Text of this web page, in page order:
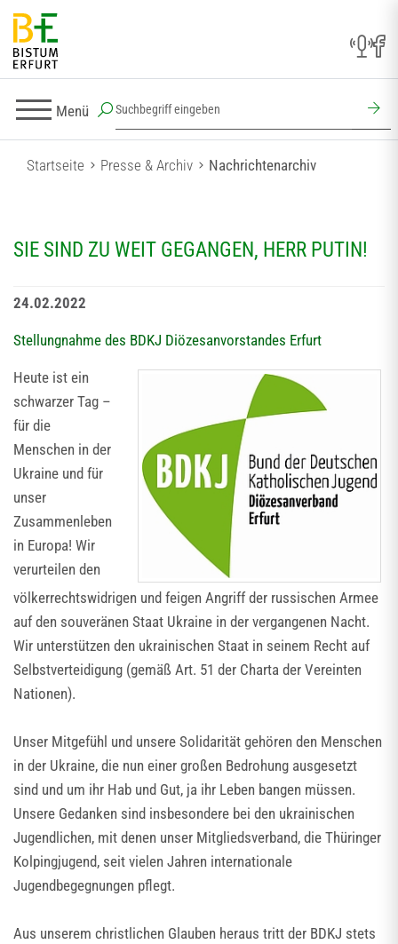
Menü
Startseite Presse & Archiv Nachrichtenarchiv
SIE SIND ZU WEIT GEGANGEN, HERR PUTIN!
24.02.2022
Stellungnahme des BDKJ Diözesanvorstandes Erfurt
Heute ist ein
schwarzer Tag –
für die
Menschen in der
Ukraine und für
unser
Zusammen­leben
in Europa! Wir
verurteilen den
völkerrechtswidrigen und feigen Angriff der russischen Armee
auf den souveränen Staat Ukraine in der vergangenen Nacht.
Wir unterstützen den ukrainischen Staat in seinem Recht auf
Selbstverteidigung (gemäß Art. 51 der Charta der Vereinten
Nationen).
Unser Mitgefühl und unsere Solidarität gehören den Menschen
in der Ukraine, die nun einer großen Bedrohung ausgesetzt
sind und um ihr Hab und Gut, ja ihr Leben bangen müssen.
Unsere Gedanken sind insbesondere bei den ukrainischen
Jugendlichen, mit denen unser Mitgliedsverband, die Thüringer
Kolpingjugend, seit vielen Jahren internationale
Jugendbegegnungen pflegt.
Aus unserem christlichen Glauben heraus tritt der BDKJ stets